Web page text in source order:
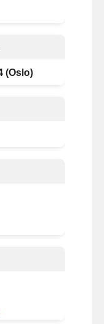
(Oslo)